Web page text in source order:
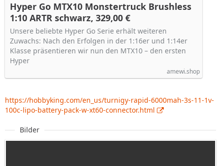
Hyper Go MTX10 Monstertruck Brushless
1:10 ARTR schwarz, 329,00 €
Unsere beliebte Hyper Go Serie erhält weiteren
Zuwachs: Nach den Erfolgen in der 1:16er und 1:14er
Klasse präsentieren wir nun den MTX10 – den ersten
Hyper
amewi.shop
https://hobbyking.com/en_us/turnigy-rapid-6000mah-3s-11-1v-
100c-lipo-battery-pack-w-xt60-connector.html
Bilder